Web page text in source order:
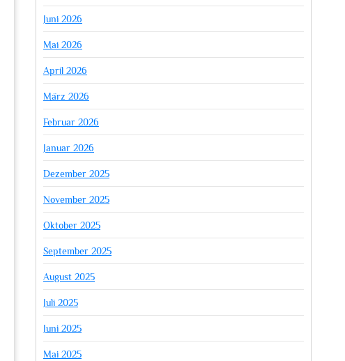
Juni 2026
Mai 2026
April 2026
März 2026
Februar 2026
Januar 2026
Dezember 2025
November 2025
Oktober 2025
September 2025
August 2025
Juli 2025
Juni 2025
Mai 2025